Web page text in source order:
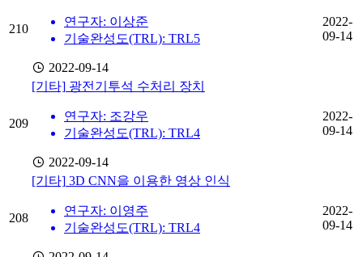
210
연구자: 이상준
기술완성도(TRL): TRL5
2022-09-14
2022-
09-14
209
[기타] 광전기투석 수처리 장치
연구자: 조강우
기술완성도(TRL): TRL4
2022-09-14
2022-
09-14
208
[기타] 3D CNN을 이용한 영상 인식
연구자: 이영주
기술완성도(TRL): TRL4
2022-
09-14